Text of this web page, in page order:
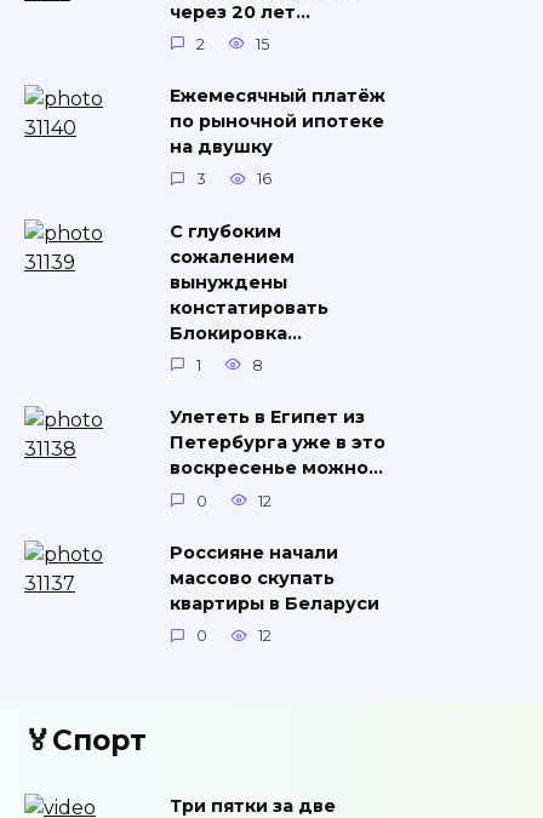
через 20 лет…
2 15
Ежемесячный платёж
по рыночной ипотеке
на двушку
3 16
С глубоким
сожалением
вынуждены
констатировать
Блокировка…
1 8
Улететь в Египет из
Петербурга уже в это
воскресенье можно…
0 12
Россияне начали
массово скупать
квартиры в Беларуси
0 12
🏅Спорт
Три пятки за две